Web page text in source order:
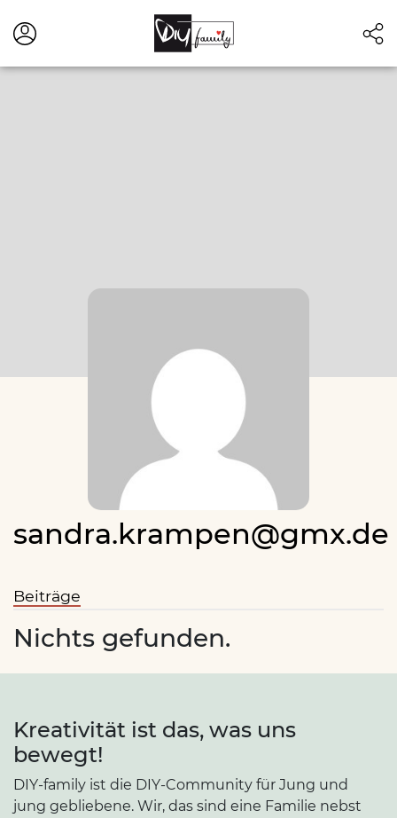
sandra.krampen@gmx.de
Beiträge
Nichts gefunden.
Kreativität ist das, was uns
bewegt!
DIY-family ist die DIY-Community für Jung und
jung gebliebene. Wir, das sind eine Familie nebst